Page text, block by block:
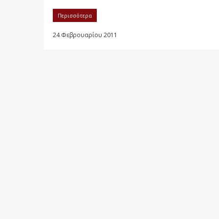
Περισσότερα
24 Φεβρουαρίου 2011